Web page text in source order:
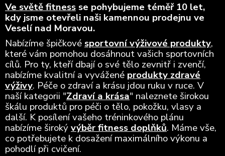
Ve světě fitness se pohybujeme téměř 10 let,
kdy jsme otevřeli naši kamennou prodejnu ve
Veselí nad Moravou.
Nabízíme špičkové sportovní výživové produkty,
které vám pomohou dosáhnout vašich sportovních
cílů. Pro ty, kteří dbají o své tělo zevnitř i zvenčí,
nabízíme kvalitní a vyvážené produkty zdravé
výživy. Péče o zdraví a krásu jdou ruku v ruce. V
naší kategorii "Zdraví a krása" naleznete širokou
škálu produktů pro péči o tělo, pokožku, vlasy a
další. K posílení vašeho tréninkového plánu
nabízíme širokývýběr fitness doplňků. Máme vše,
co potřebujete k dosažení maximálního výkonu a
pohodlí při cvičení.